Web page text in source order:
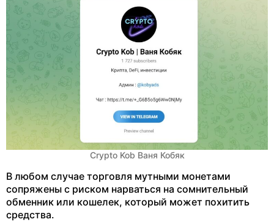
Crypto Kob Ваня Кобяк
В любом случае торговля мутными монетами
сопряжены с риском нарваться на сомнительный
обменник или кошелек, который может похитить
средства.